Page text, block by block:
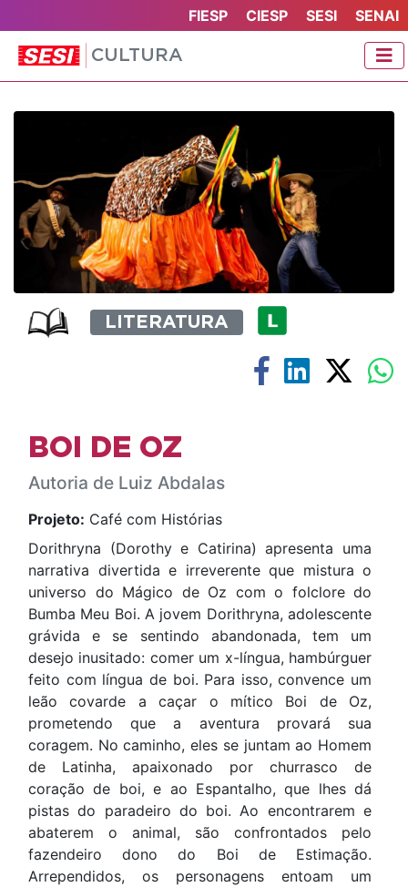
FIESP CIESP SESI SENAI
CULTURA
LITERATURA
BOI DE OZ
Autoria de Luiz Abdalas
Projeto: Café com Histórias
Dorithryna (Dorothy e Catirina) apresenta uma
narrativa divertida e irreverente que mistura o
universo do Mágico de Oz com o folclore do
Bumba Meu Boi. A jovem Dorithryna, adolescente
grávida e se sentindo abandonada, tem um
desejo inusitado: comer um x-língua, hambúrguer
feito com língua de boi. Para isso, convence um
leão covarde a caçar o mítico Boi de Oz,
prometendo que a aventura provará sua
coragem. No caminho, eles se juntam ao Homem
de Latinha, apaixonado por churrasco de
coração de boi, e ao Espantalho, que lhes dá
pistas do paradeiro do boi. Ao encontrarem e
abaterem o animal, são confrontados pelo
fazendeiro dono do Boi de Estimação.
Arrependidos, os personagens entoam um